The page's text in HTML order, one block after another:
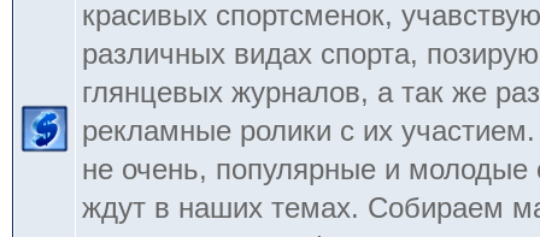
красивых спортсменок,
различных видах спорта,
глянцевых журналов, а так же
рекламные ролики с их
не очень, популярные и молодые
ждут в наших темах. Собираем